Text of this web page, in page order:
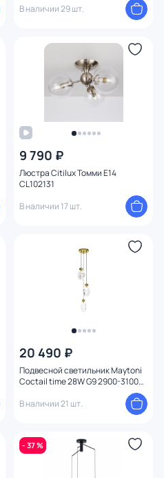
В наличии 29 шт.
9 790 ₽
Люстра Citilux Томми E14
CL102131
В наличии 17 шт.
20 490 ₽
Подвесной светильник Maytoni
Coctail time 28W G9 2900-3100К
В наличии 21 шт.
- 37 %